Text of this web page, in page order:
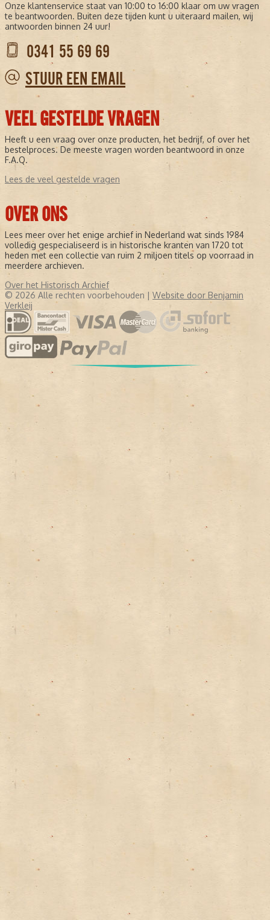
Onze klantenservice staat van 10:00 to 16:00 klaar om uw vragen
te beantwoorden. Buiten deze tijden kunt u uiteraard mailen, wij
antwoorden binnen 24 uur!
0341 55 69 69
STUUR EEN EMAIL
VEEL GESTELDE VRAGEN
Heeft u een vraag over onze producten, het bedrijf, of over het
bestelproces. De meeste vragen worden beantwoord in onze
F.A.Q.
Lees de veel gestelde vragen
OVER ONS
Lees meer over het enige archief in Nederland wat sinds 1984
volledig gespecialiseerd is in historische kranten van 1720 tot
heden met een collectie van ruim 2 miljoen titels op voorraad in
meerdere archieven.
Over het Historisch Archief
© 2026 Alle rechten voorbehouden | Website door Benjamin
Verkleij